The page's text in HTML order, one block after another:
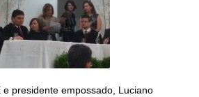
presidente empossado, Luciano